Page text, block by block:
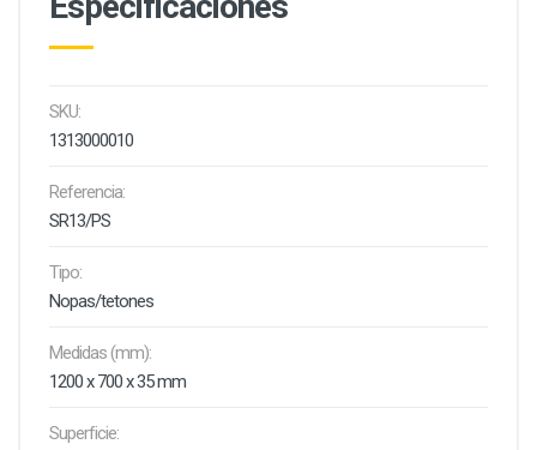
SKU:
1313000010
Referencia:
SR13/PS
Tipo:
Nopas/tetones
Medidas (mm):
1200 x 700 x 35 mm
Superficie: